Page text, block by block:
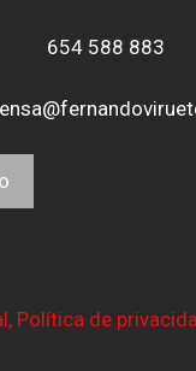
654 588 883
Política de